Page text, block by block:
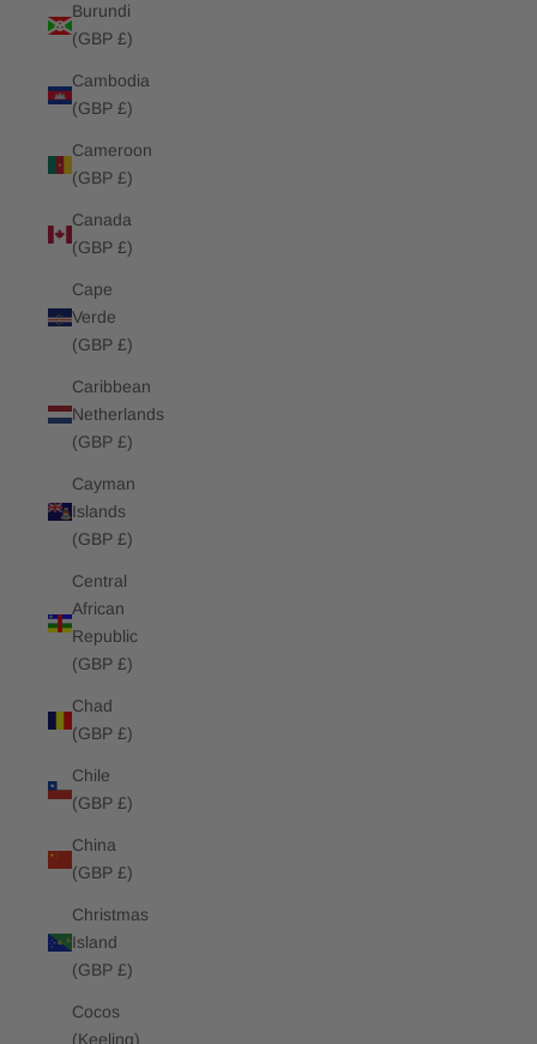
Burundi
(GBP £)
Cambodia
(GBP £)
Cameroon
(GBP £)
Canada
(GBP £)
Cape
Verde
(GBP £)
Caribbean
Netherlands
(GBP £)
Cayman
Islands
(GBP £)
Central
African
Republic
(GBP £)
Chad
(GBP £)
Chile
(GBP £)
China
(GBP £)
Christmas
Island
(GBP £)
Cocos
(Keeling)